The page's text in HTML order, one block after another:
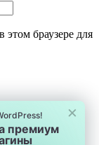
этом браузере для
×
премиум